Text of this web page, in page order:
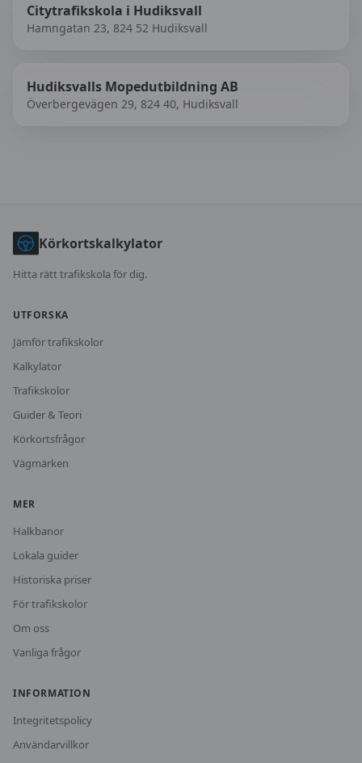
Citytrafikskola i Hudiksvall
Hamngatan 23, 824 52 Hudiksvall
Hudiksvalls Mopedutbildning AB
Överbergevägen 29, 824 40, Hudiksvall
Körkortskalkylator
Hitta rätt trafikskola för dig.
UTFORSKA
Jämför trafikskolor
Kalkylator
Trafikskolor
Guider & Teori
Körkortsfrågor
Vägmärken
MER
Halkbanor
Lokala guider
Historiska priser
För trafikskolor
Om oss
Vanliga frågor
INFORMATION
Integritetspolicy
Användarvillkor